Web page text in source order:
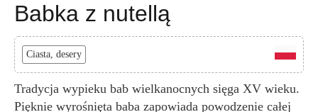
Babka z nutellą
Ciasta, desery
Tradycja wypieku bab wielkanocnych sięga XV wieku.
Pięknie wyrośnięta baba zapowiada powodzenie całej